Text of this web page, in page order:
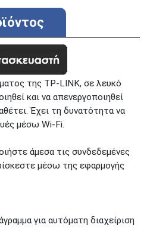
της TP-LINK, σε λευκό
και να απενεργοποιηθεί
Έχει τη δυνατότητα να
μέσω Wi-Fi.
άμεσα τις συνδεδεμένες
μέσω της εφαρμογής
για αυτόματη διαχείριση